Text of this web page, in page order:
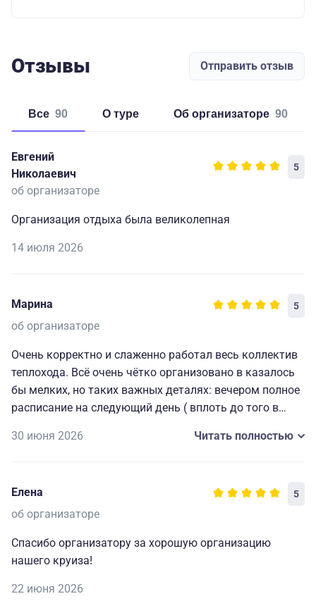
Отзывы Отправить отзыв
Все 90 о туре об организаторе 90
Евгений
Николаевич
5
об организаторе
Организация отдыха была великолепная
14 июля 2026
Марина 5
об организаторе
Очень корректно и слаженно работал весь коллектив
теплохода. Всё очень чётко организовано в казалось
бы мелких, но таких важных деталях: вечером полное
расписание на следующий день ( вплоть до того в
работающие наушники для экскурсий и т. д. Мелочи,
капитану и всему составу за прекрасно
организованный отдых.🥰
30 июня 2026 Читать полностью
Елена 5
об организаторе
Спасибо организатору за хорошую организацию
нашего круиза!
22 июня 2026